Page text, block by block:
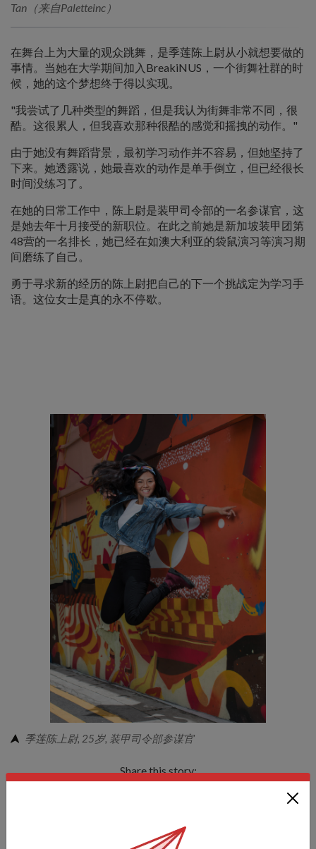
Tan（来自Paletteinc）
在舞台上为大量的观众跳舞，是季莲陈上尉从小就想要做的
事情。当她在大学期间加入BreakiNUS，一个街舞社群的时
候，她的这个梦想终于得以实现。
"我尝试了几种类型的舞蹈，但是我认为街舞非常不同，很
酷。这很累人，但我喜欢那种很酷的感觉和摇拽的动作。"
由于她没有舞蹈背景，最初学习动作并不容易，但她坚持了
下来。她透露说，她最喜欢的动作是单手倒立，但已经很长
时间没练习了。
在她的日常工作中，陈上尉是装甲司令部的一名参谋官，这
是她去年十月接受的新职位。在此之前她是新加坡装甲团第
48营的一名排长，她已经在如澳大利亚的袋鼠演习等演习期
间磨练了自己。
勇于寻求新的经历的陈上尉把自己的下一个挑战定为学习手
语。这位女士是真的永不停歇。
季莲陈上尉, 25岁, 装甲司令部参谋官
Share this story: